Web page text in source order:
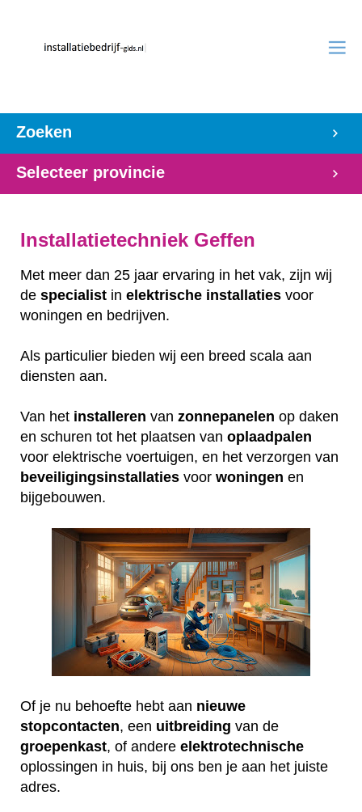
Zoeken
Selecteer provincie
Installatietechniek Geffen
Met meer dan 25 jaar ervaring in het vak, zijn wij
de specialist in elektrische installaties voor
woningen en bedrijven.
Als particulier bieden wij een breed scala aan
diensten aan.
Van het installeren van zonnepanelen op daken
en schuren tot het plaatsen van oplaadpalen
voor elektrische voertuigen, en het verzorgen van
beveiligingsinstallaties voor woningen en
bijgebouwen.
Of je nu behoefte hebt aan nieuwe
stopcontacten, een uitbreiding van de
groepenkast, of andere elektrotechnische
oplossingen in huis, bij ons ben je aan het juiste
adres.